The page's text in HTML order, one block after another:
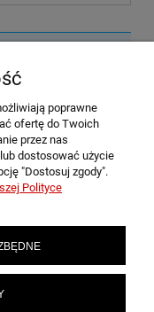
poprawne
ofertę do Twoich
przez nas
dostosować użycie
"Dostosuj zgody".
Polityce